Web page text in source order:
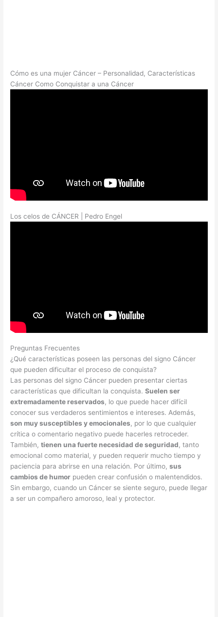
Cómo es una mujer Cáncer – Personalidad, Características
Cáncer Como Conquistar a una Cáncer
Los celos de CÁNCER | Pedro Engel
Preguntas Frecuentes
¿Qué características poseen las personas del signo Cáncer
que pueden dificultar el proceso de conquista?
Las personas del signo Cáncer pueden presentar ciertas
características que dificultan la conquista.Suelen ser
extremadamente reservados, lo que puede hacer difícil
conocer sus verdaderos sentimientos e intereses. Además,
son muy susceptibles y emocionales, por lo que cualquier
crítica o comentario negativo puede hacerles retroceder.
También,tienen una fuerte necesidad de seguridad, tanto
emocional como material, y pueden requerir mucho tiempo y
paciencia para abrirse en una relación. Por último,sus
cambios de humor pueden crear confusión o malentendidos.
Sin embargo, cuando un Cáncer se siente seguro, puede llegar
a ser un compañero amoroso, leal y protector.